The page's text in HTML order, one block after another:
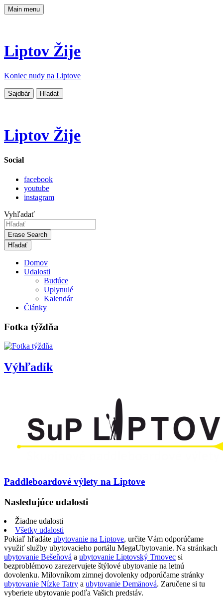
Main menu
Liptov Žije
Koniec nudy na Liptove
Sajdbár Hľadať
Liptov Žije
Social
facebook
youtube
instagram
Vyhľadať
Erase Search
Domov
Udalosti
Budúce
Uplynulé
Kalendár
Články
Fotka týždňa
Výhľadík
Paddleboardové výlety na Liptove
Nasledujúce udalosti
Žiadne udalosti
Všetky udalosti
Pokiaľ hľadáte ubytovanie na Liptove, určite Vám odporúčame
využiť služby ubytovacieho portálu MegaUbytovanie. Na stránkach
ubytovanie Bešeňová a ubytovanie Liptovský Trnovec si
bezproblémovo zarezervujete štýlové ubytovanie na letnú
dovolenku. Milovníkom zimnej dovolenky odporúčame stránky
ubytovanie Nízke Tatry a ubytovanie Demänová. Zaručene si tu
vyberiete ubytovanie podľa Vašich predstáv.